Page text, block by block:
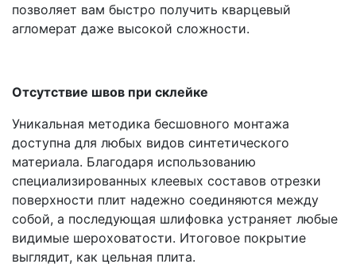
позволяет вам быстро получить кварцевый
агломерат даже высокой сложности.
Отсутствие швов при склейке
Уникальная методика бесшовного монтажа
доступна для любых видов синтетического
материала. Благодаря использованию
специализированных клеевых составов отрезки
поверхности плит надежно соединяются между
собой, а последующая шлифовка устраняет любые
видимые шероховатости. Итоговое покрытие
выглядит, как цельная плита.